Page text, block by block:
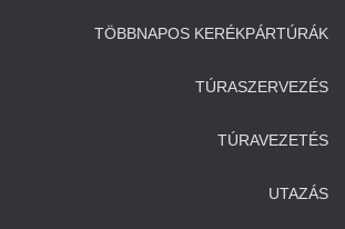
TÖBBNAPOS KERÉKPÁRTÚRÁK
TÚRASZERVEZÉS
TÚRAVEZETÉS
UTAZÁS